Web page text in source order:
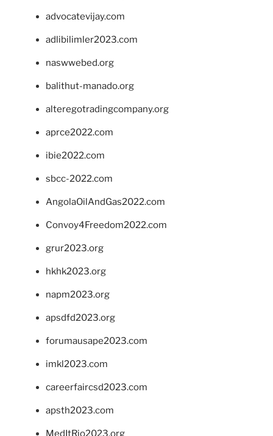
advocatevijay.com
adlibilimler2023.com
naswwebed.org
balithut-manado.org
alteregotradingcompany.org
aprce2022.com
ibie2022.com
sbcc-2022.com
AngolaOilAndGas2022.com
Convoy4Freedom2022.com
grur2023.org
hkhk2023.org
napm2023.org
apsdfd2023.org
forumausape2023.com
imkl2023.com
careerfaircsd2023.com
apsth2023.com
MedItRio2023.org